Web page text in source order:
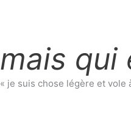
mais qui
« je suis chose légère et vole